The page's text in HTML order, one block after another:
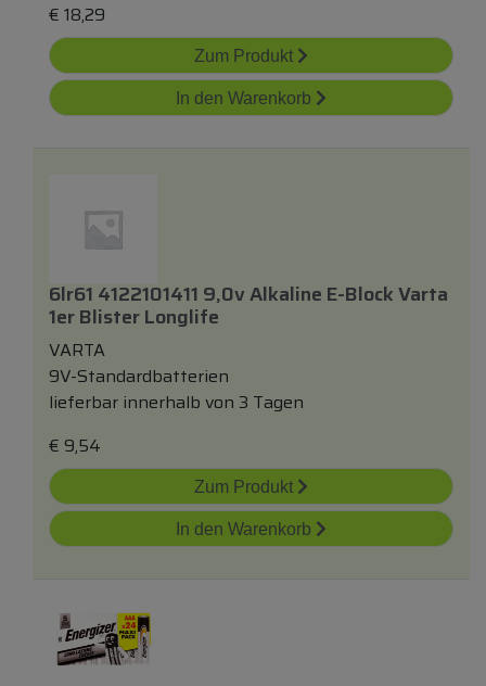
€ 18,29
Zum Produkt
In den Warenkorb
6lr61 4122101411 9,0v Alkaline E-Block Varta
1er Blister Longlife
VARTA
9V-Standardbatterien
lieferbar innerhalb von 3 Tagen
€ 9,54
Zum Produkt
In den Warenkorb